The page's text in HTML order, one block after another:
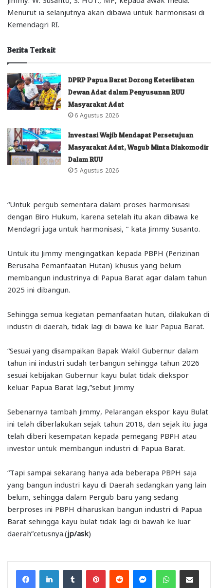
Menurut ia selanjutnya akan dibawa untuk harmonisasi di
Kemendagri RI.
Berita Terkait
DPRP Papua Barat Dorong Keterlibatan
Dewan Adat dalam Penyusunan RUU
Masyarakat Adat
6 Agustus 2026
Investasi Wajib Mendapat Persetujuan
Masyarakat Adat, Wagub Minta Diakomodir
Dalam RUU
5 Agustus 2026
“Untuk pergub sementara dalam proses harmonisasi
dengan Biro Hukum, karena setelah itu akan dibawa ke
Mendagri juga untuk harmonisasi, ” kata Jimmy Susanto.
Untuk itu Jimmy mengingatkan kepada PBPH (Perizinan
Berusaha Pemanfaatan Hutan) khusus yang belum
membangun industrinya di Papua Barat agar dalam tahun
2025 ini dibangun.
Sehingga semua kegiatan pemanfaatan hutan, dilakukan di
industri di daerah, tidak lagi di bawa ke luar Papua Barat.
“Sesuai yang disampaikan Bapak Wakil Gubernur dalam
tahun ini industri sudah terbangun sehingga tahun 2026
sesuai kebijakan Gubernur kayu bulat tidak diekspor
keluar Papua Barat lagi,”sebut Jimmy
Sebenarnya tambah Jimmy, Pelarangan ekspor kayu Bulat
ini telah diberlakukan sejak tahun 2018, dan sejak itu juga
telah diberi kesempatan kepada pemegang PBPH atau
investor untuk membangun industri di Papua Barat.
“Tapi sampai sekarang hanya ada beberapa PBPH saja
yang bangun industri kayu di Daerah sedangkan yang lain
belum, sehingga dalam Pergub baru yang sedang
berproses ini PBPH diharuskan bangun industri di Papua
Barat sehingga kayu bulat tidak lagi di bawah ke luar
daerah”cetusnya.(jp/ask)
FacebookLinkedInTumblr PinterestReddit MessengerWhatsAppShare via Email